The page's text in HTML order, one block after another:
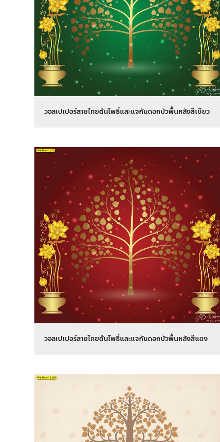
วอลเปเปอร์ลายไทยต้นโพธิ์และแจกันดอกบัวพื้นหลังสีเขียว
วอลเปเปอร์ลายไทยต้นโพธิ์และแจกันดอกบัวพื้นหลังสีแดง